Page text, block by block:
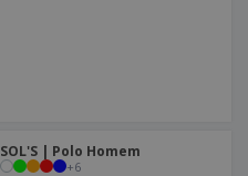
SOL'S | Polo Homem
+6